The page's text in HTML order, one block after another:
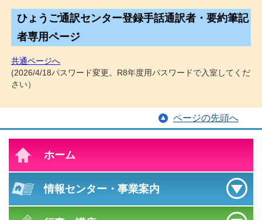
ひょうご通訳センター登録手話通訳者・要約筆記
者専用ページ
共通ページへ
(2026/4/18パスワード変更。R8年度用パスワードで入室してくだ
さい）
ページの先頭へ
ホーム
情報センター ・ 事業案内